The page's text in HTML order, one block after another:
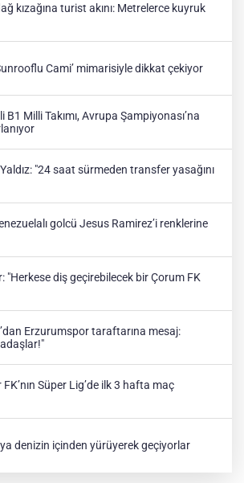
kızağına turist akını: Metrelerce kuyruk
Cami’ mimarisiyle dikkat çekiyor
B1 Milli Takımı, Avrupa Şampiyonası’na
"24 saat sürmeden transfer yasağını
golcü Jesus Ramirez’i renklerine
"Herkese diş geçirebilecek bir Çorum FK
Erzurumspor taraftarına mesaj:
Süper Lig’de ilk 3 hafta maç
denizin içinden yürüyerek geçiyorlar